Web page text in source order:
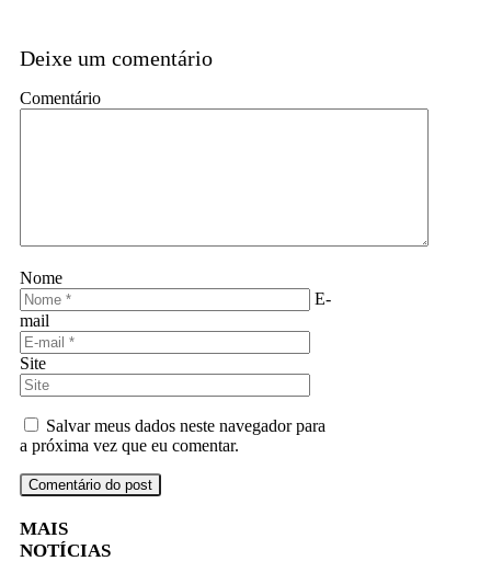
Deixe um comentário
Comentário
Nome
E-
mail
Site
Salvar meus dados neste navegador para
a próxima vez que eu comentar.
MAIS
NOTÍCIAS